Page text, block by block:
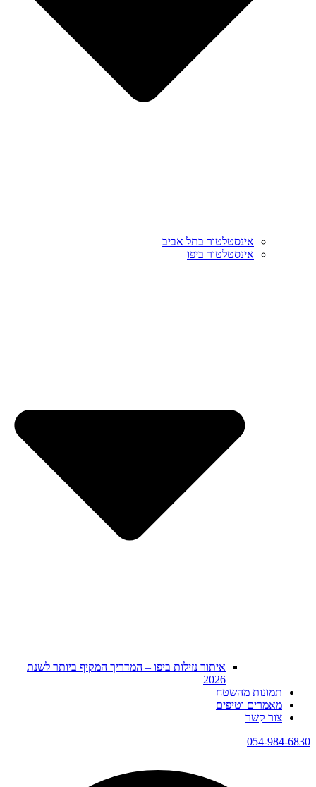
אינסטלטור בתל אביב
אינסטלטור ביפו
איתור נזילות ביפו – המדריך המקיף ביותר לשנת
2026
תמונות מהשטח
מאמרים וטיפים
צור קשר
054-984-6830